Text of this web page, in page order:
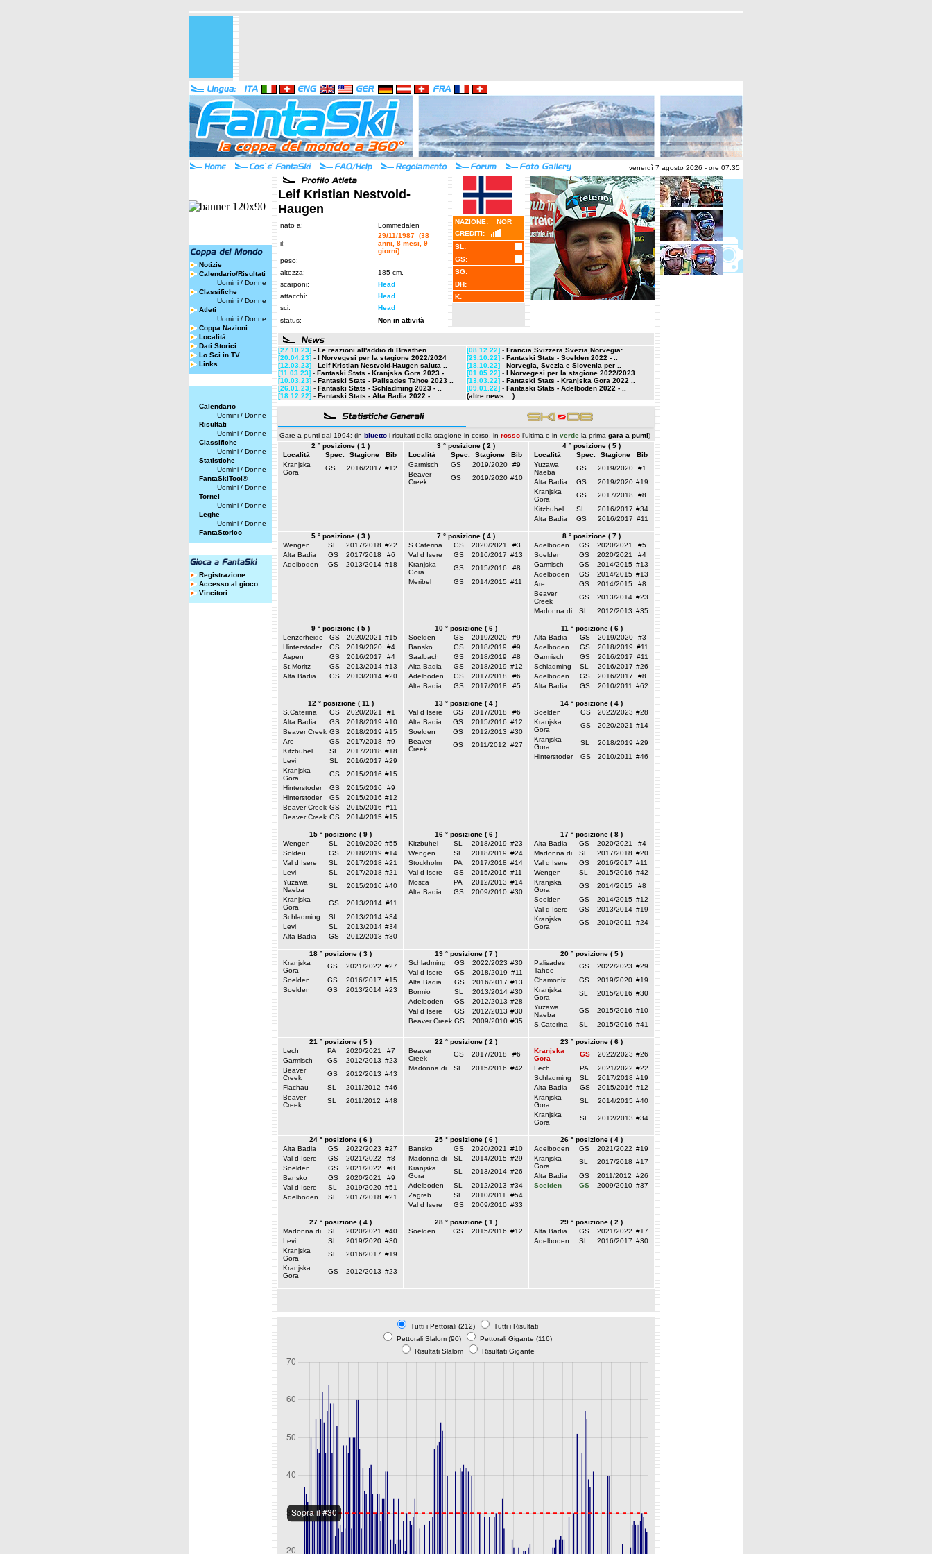
venerdì 7 agosto 2026 - ore 07:35
Notizie
Calendario/Risultati
Uomini / Donne
Classifiche
Uomini / Donne
Atleti
Uomini / Donne
Coppa Nazioni
Località
Dati Storici
Lo Sci in TV
Links
Calendario
Uomini / Donne
Risultati
Uomini / Donne
Classifiche
Uomini / Donne
Statistiche
Uomini / Donne
FantaSkiTool®
Uomini / Donne
Tornei
Uomini / Donne
Leghe
Uomini / Donne
FantaStorico
Registrazione
Accesso al gioco
Vincitori
Leif Kristian Nestvold-
Haugen
nato a: Lommedalen
il:
29/11/1987 (38
anni, 8 mesi, 9
giorni)
peso:
altezza:
185 cm.
scarponi:
Head
attacchi:
Head
sci:
Head
status:
Non in attività
NAZIONE: NOR
CREDITI:
SL:
GS:
SG:
DH:
K:
[27.10.23] - Le reazioni all'addio di Braathen
[20.04.23] - I Norvegesi per la stagione 2022/2024
[12.03.23] - Leif Kristian Nestvold-Haugen saluta ..
[11.03.23] - Fantaski Stats - Kranjska Gora 2023 - ..
[10.03.23] - Fantaski Stats - Palisades Tahoe 2023 ..
[26.01.23] - Fantaski Stats - Schladming 2023 - ..
[18.12.22] - Fantaski Stats - Alta Badia 2022 - ..
[08.12.22] - Francia,Svizzera,Svezia,Norvegia: ..
[23.10.22] - Fantaski Stats - Soelden 2022 - ..
[18.10.22] - Norvegia, Svezia e Slovenia per ..
[01.05.22] - I Norvegesi per la stagione 2022/2023
[13.03.22] - Fantaski Stats - Kranjska Gora 2022 ..
[09.01.22] - Fantaski Stats - Adelboden 2022 - ..
(altre news....)
Gare a punti dal 1994: (in bluetto i risultati della stagione in corso, in rosso l'ultima e in verde la prima gara a punti)
2 ° posizione ( 1 )
Località
Spec. Stagione
Bib
Kranjska
Gora
GS 2016/2017 #12
3 ° posizione ( 2 )
Località
Spec. Stagione
Bib
Garmisch
GS 2019/2020
#9
Beaver
Creek
GS 2019/2020 #10
4 ° posizione ( 5 )
Località
Spec. Stagione
Bib
Yuzawa
Naeba
GS 2019/2020
#1
Alta Badia
GS 2019/2020 #19
Kranjska
Gora
GS 2017/2018
#8
Kitzbuhel
SL 2016/2017 #34
Alta Badia
GS 2016/2017 #11
5 ° posizione ( 3 )
Wengen
SL 2017/2018 #22
Alta Badia
GS 2017/2018
#6
Adelboden
GS 2013/2014 #18
7 ° posizione ( 4 )
S.Caterina
GS 2020/2021
#3
Val d Isere
GS 2016/2017 #13
Kranjska
Gora
GS 2015/2016
#8
Meribel
GS 2014/2015 #11
8 ° posizione ( 7 )
Adelboden
GS 2020/2021
#5
Soelden
GS 2020/2021
#4
Garmisch
GS 2014/2015 #13
Adelboden
GS 2014/2015 #13
Are
GS 2014/2015
#8
Beaver
Creek
GS 2013/2014 #23
Madonna di
SL 2012/2013 #35
9 ° posizione ( 5 )
Lenzerheide
GS 2020/2021 #15
Hinterstoder
GS 2019/2020
#4
Aspen
GS 2016/2017
#4
St.Moritz
GS 2013/2014 #13
Alta Badia
GS 2013/2014 #20
10 ° posizione ( 6 )
Soelden
GS 2019/2020
#9
Bansko
GS 2018/2019
#9
Saalbach
GS 2018/2019
#8
Alta Badia
GS 2018/2019 #12
Adelboden
GS 2017/2018
#6
Alta Badia
GS 2017/2018 #5
11 ° posizione ( 6 )
Alta Badia
GS 2019/2020
#3
Adelboden
GS 2018/2019 #11
Garmisch
GS 2016/2017 #11
Schladming
SL 2016/2017 #26
Adelboden
GS 2016/2017
#8
Alta Badia
GS 2010/2011 #62
12 ° posizione ( 11 )
S.Caterina
GS 2020/2021
#1
Alta Badia
GS 2018/2019 #10
Beaver Creek GS 2018/2019 #15
Are
GS 2017/2018
#9
Kitzbuhel
SL 2017/2018 #18
Levi
SL 2016/2017 #29
Kranjska
Gora
GS 2015/2016 #15
Hinterstoder
GS 2015/2016
#9
Hinterstoder
GS 2015/2016 #12
Beaver Creek GS 2015/2016 #11
Beaver Creek GS 2014/2015 #15
13 ° posizione ( 4 )
Val d Isere
GS 2017/2018
#6
Alta Badia
GS 2015/2016 #12
Soelden
GS 2012/2013 #30
Beaver
Creek
GS 2011/2012 #27
14 ° posizione ( 4 )
Soelden
GS 2022/2023 #28
Kranjska
Gora
GS 2020/2021 #14
Kranjska
Gora
SL 2018/2019 #29
Hinterstoder
GS 2010/2011 #46
15 ° posizione ( 9 )
Wengen
SL 2019/2020 #55
Soldeu
GS 2018/2019 #14
Val d Isere
SL 2017/2018 #21
Levi
SL 2017/2018 #21
Yuzawa
Naeba
SL 2015/2016 #40
Kranjska
Gora
GS 2013/2014 #11
Schladming
SL 2013/2014 #34
Levi
SL 2013/2014 #34
Alta Badia
GS 2012/2013 #30
16 ° posizione ( 6 )
Kitzbuhel
SL 2018/2019 #23
Wengen
SL 2018/2019 #24
Stockholm
PA 2017/2018 #14
Val d Isere
GS 2015/2016 #11
Mosca
PA 2012/2013 #14
Alta Badia
GS 2009/2010 #30
17 ° posizione ( 8 )
Alta Badia
GS 2020/2021
#4
Madonna di
SL 2017/2018 #20
Val d Isere
GS 2016/2017 #11
Wengen
SL 2015/2016 #42
Kranjska
Gora
GS 2014/2015
#8
Soelden
GS 2014/2015 #12
Val d Isere
GS 2013/2014 #19
Kranjska
Gora
GS 2010/2011 #24
18 ° posizione ( 3 )
Kranjska
Gora
GS 2021/2022 #27
Soelden
GS 2016/2017 #15
Soelden
GS 2013/2014 #23
19 ° posizione ( 7 )
Schladming
GS 2022/2023 #30
Val d Isere
GS 2018/2019 #11
Alta Badia
GS 2016/2017 #13
Bormio
SL 2013/2014 #30
Adelboden
GS 2012/2013 #28
Val d Isere
GS 2012/2013 #30
Beaver Creek GS 2009/2010 #35
20 ° posizione ( 5 )
Palisades
Tahoe
GS 2022/2023 #29
Chamonix
GS 2019/2020 #19
Kranjska
Gora
SL 2015/2016 #30
Yuzawa
Naeba
GS 2015/2016 #10
S.Caterina
SL 2015/2016 #41
21 ° posizione ( 5 )
Lech
PA 2020/2021
#7
Garmisch
GS 2012/2013 #23
Beaver
Creek
GS 2012/2013 #43
Flachau
SL 2011/2012
#46
Beaver
Creek
SL 2011/2012 #48
22 ° posizione ( 2 )
Beaver
Creek
GS 2017/2018
#6
Madonna di
SL 2015/2016 #42
23 ° posizione ( 6 )
Kranjska
Gora
GS 2022/2023 #26
Lech
PA 2021/2022 #22
Schladming
SL 2017/2018 #19
Alta Badia
GS 2015/2016 #12
Kranjska
Gora
SL 2014/2015 #40
Kranjska
Gora
SL 2012/2013 #34
24 ° posizione ( 6 )
Alta Badia
GS 2022/2023 #27
Val d Isere
GS 2021/2022
#8
Soelden
GS 2021/2022
#8
Bansko
GS 2020/2021
#9
Val d Isere
SL 2019/2020 #51
Adelboden
SL 2017/2018 #21
25 ° posizione ( 6 )
Bansko
GS 2020/2021
#10
Madonna di
SL 2014/2015 #29
Kranjska
Gora
SL 2013/2014 #26
Adelboden
SL 2012/2013 #34
Zagreb
SL 2010/2011
#54
Val d Isere
GS 2009/2010 #33
26 ° posizione ( 4 )
Adelboden
GS 2021/2022 #19
Kranjska
Gora
SL 2017/2018 #17
Alta Badia
GS 2011/2012
#26
Soelden
GS 2009/2010 #37
27 ° posizione ( 4 )
Madonna di
SL 2020/2021
#40
Levi
SL 2019/2020 #30
Kranjska
Gora
SL 2016/2017 #19
Kranjska
Gora
GS 2012/2013 #23
28 ° posizione ( 1 )
Soelden
GS 2015/2016 #12
29 ° posizione ( 2 )
Alta Badia
GS 2021/2022 #17
Adelboden
SL 2016/2017 #30
Tutti i Pettorali (212)
Tutti i Risultati
Pettorali Slalom (90)
Pettorali Gigante (116)
Risultati Slalom
Risultati Gigante